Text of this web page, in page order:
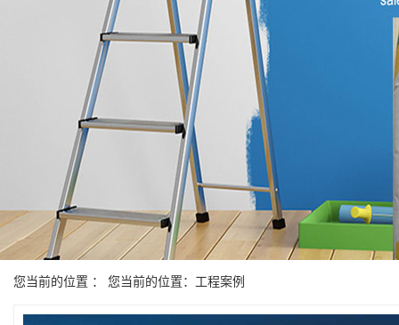
您当前的位置 ： 您当前的位置：工程案例